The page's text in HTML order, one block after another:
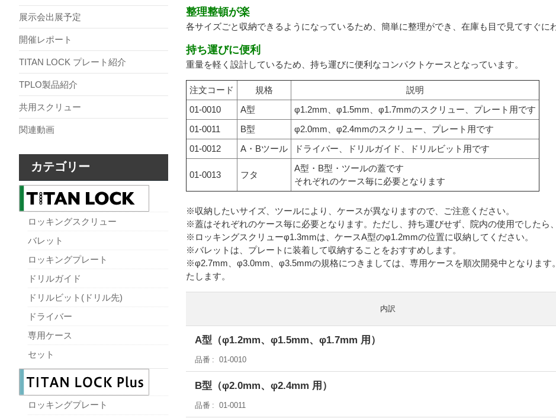
整理整頓が楽
各サイズごと収納できるようになっているため、簡単に整理ができ、在庫も目で見てすぐに
持ち運びに便利
重量を軽く設計しているため、持ち運びに便利なコンパクトケースとなっています。
注文コード 規格
説明
01-0010
A型
φ1.2mm、φ1.5mm、φ1.7mmのスクリュー、プレート用です
01-0011
B型
φ2.0mm、φ2.4mmのスクリュー、プレート用です
01-0012
A・Bツール ドライバー、ドリルガイド、ドリルビット用です
01-0013 フタ
A型・B型・ツールの蓋です
それぞれのケース毎に必要となります
※収納したいサイズ、ツールにより、ケースが異なりますので、ご注意ください。
※蓋はそれぞれのケース毎に必要となります。ただし、持ち運びせず、院内の使用でしたら
※ロッキングスクリューφ1.3mmは、ケースA型のφ1.2mmの位置に収納してください。
※バレットは、プレートに装着して収納することをおすすめします。
※φ2.7mm、φ3.0mm、φ3.5mmの規格につきましては、専用ケースを順次開発中となりま
たします。
内訳
A型（φ1.2mm、φ1.5mm、φ1.7mm 用）
品番 01-0010
B型（φ2.0mm、φ2.4mm 用）
品番 01-0011
展示会出展予定
開催レポート
TITAN LOCK プレート紹介
TPLO製品紹介
共用スクリュー
関連動画
カテゴリー
ロッキングスクリュー
バレット
ロッキングプレート
ドリルガイド
ドリルビット(ドリル先)
ドライバー
専用ケース
セット
ロッキングプレート